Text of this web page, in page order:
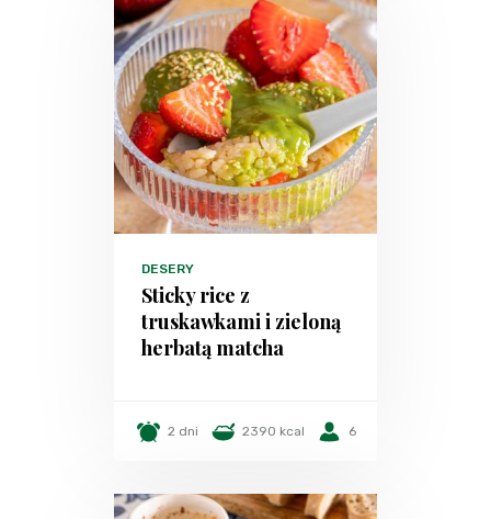
DESERY
Sticky rice z
truskawkami i zieloną
herbatą matcha
2 dni 2390 kcal 6